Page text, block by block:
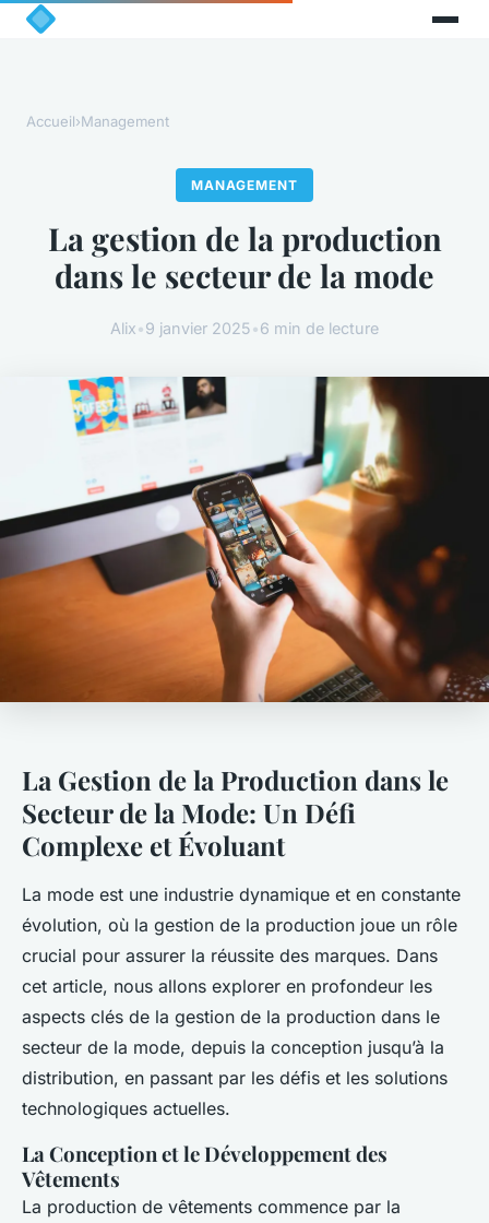
Accueil›Management
MANAGEMENT
La gestion de la production
dans le secteur de la mode
Alix•9 janvier 2025•6 min de lecture
La Gestion de la Production dans le
Secteur de la Mode: Un Défi
Complexe et Évoluant
La mode est une industrie dynamique et en constante
évolution, où la gestion de la production joue un rôle
crucial pour assurer la réussite des marques. Dans
cet article, nous allons explorer en profondeur les
aspects clés de la gestion de la production dans le
secteur de la mode, depuis la conception jusqu’à la
distribution, en passant par les défis et les solutions
technologiques actuelles.
La Conception et le Développement des
Vêtements
La production de vêtements commence par la